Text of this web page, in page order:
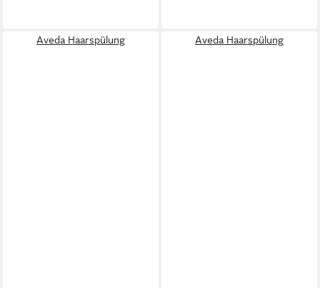
Aveda Haarspülung Aveda Haarspülung